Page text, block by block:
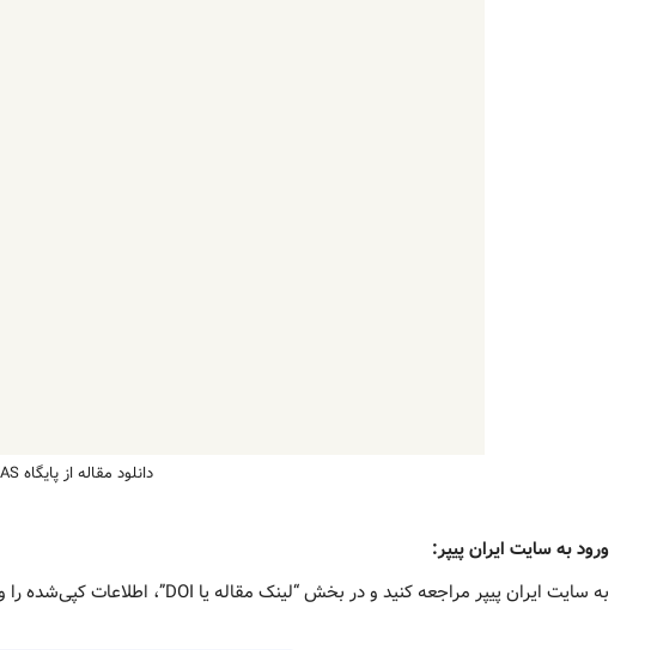
دانلود مقاله از پایگاه PNAS
ورود به سایت ایران پیپر:
به سایت ایران پیپر مراجعه کنید و در بخش “لینک مقاله یا DOI”، اطلاعات کپی‌شده را وارد کنید.